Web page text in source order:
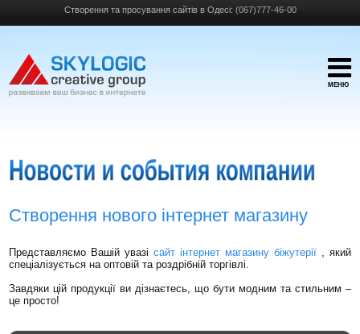
Створення та просування сайтів в Одесі: (067)777-46-00
МЕНЮ
Створення нового інтернет магазину
Представляємо Вашій увазісайт інтернет магазину біжутерії, який
спеціалізується на оптовій та роздрібній торгівлі.
Завдяки цій продукції ви дізнаєтесь, що бути модним та стильним –
це просто!